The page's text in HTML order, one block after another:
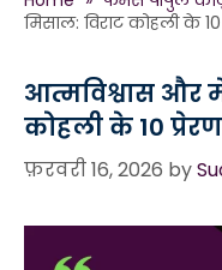
मिसाल: विराट कोहली के 10
आत्मविश्वास और
कोहली के 10
फ़रवरी 16, 2026 by